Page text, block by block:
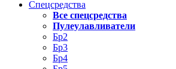
Спецсредства
Все спецсредства
Пулеулавливатели
Бр2
Бр3
Бр4